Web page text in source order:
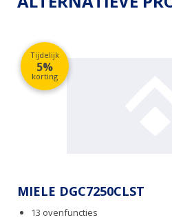
Tijdelijk
5%
korting
MIELE DGC7250CLST
13 ovenfuncties